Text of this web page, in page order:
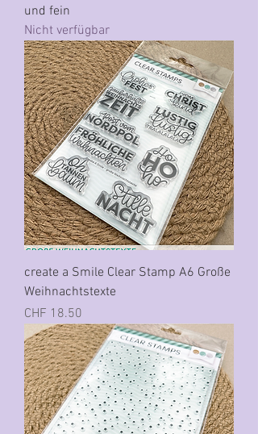
und fein
Nicht verfügbar
create a Smile Clear Stamp A6 Große
Weihnachtstexte
Preis
CHF 18.50